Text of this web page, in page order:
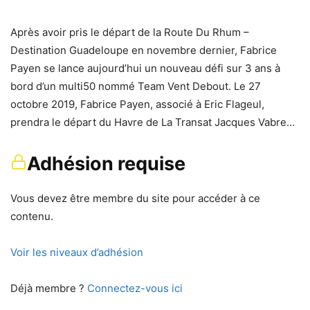
Après avoir pris le départ de la Route Du Rhum –
Destination Guadeloupe en novembre dernier, Fabrice
Payen se lance aujourd’hui un nouveau défi sur 3 ans à
bord d’un multi50 nommé Team Vent Debout. Le 27
octobre 2019, Fabrice Payen, associé à Eric Flageul,
prendra le départ du Havre de La Transat Jacques Vabre…
Adhésion requise
Vous devez être membre du site pour accéder à ce
contenu.
Voir les niveaux d’adhésion
Déjà membre ? Connectez-vous ici